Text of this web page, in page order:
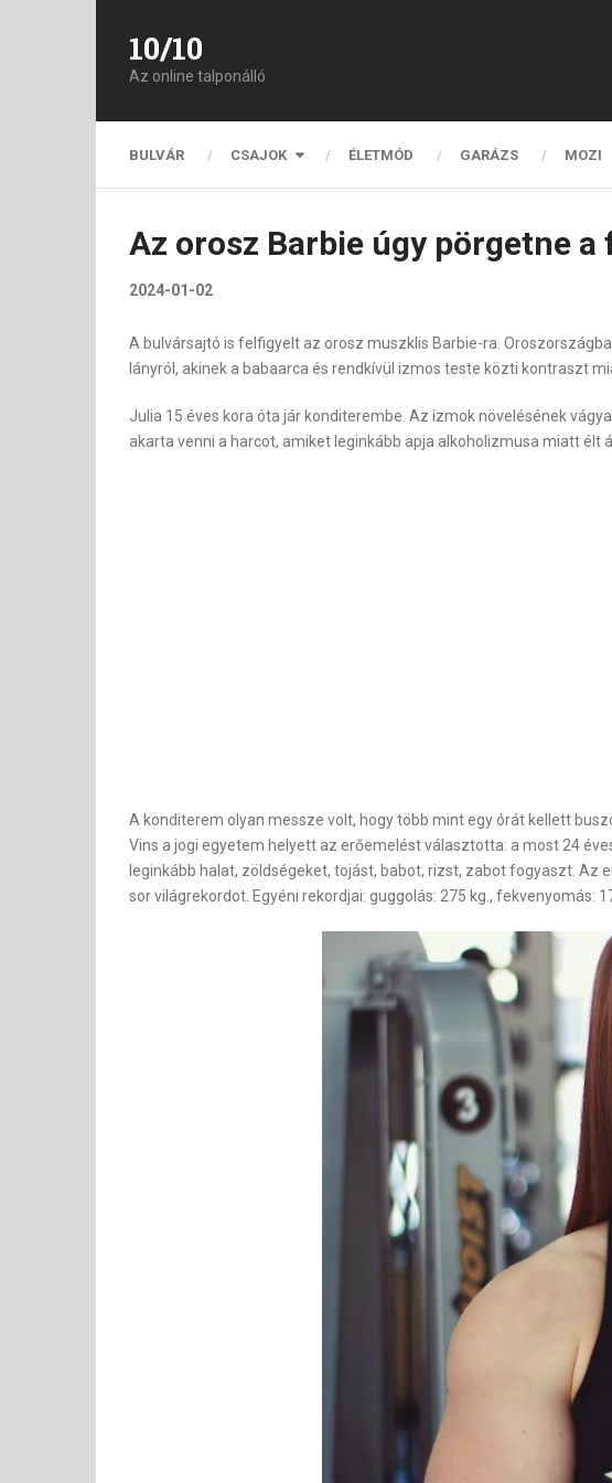
10/10
Az online talponálló
BULVÁR CSAJOK ÉLETMÓD GARÁZS MOZI
Az orosz Barbie úgy pörgetne
2024-01-02
A bulvársajtó is felfigyelt az orosz muszklis Barbie-ra.
lányról, akinek a babaarca és rendkívül izmos teste közti kontraszt
Julia 15 éves kora óta jár konditerembe. Az izmok növelésének
akarta venni a harcot, amiket leginkább apja alkoholizmusa miatt élt
A konditerem olyan messze volt, hogy több mint egy órát kellett
Vins a jogi egyetem helyett az erőemelést választotta: a most 24
leginkább halat, zöldségeket, tojást, babot, rizst, zabot fogyaszt.
sor világrekordot. Egyéni rekordjai: guggolás: 275 kg., fekvenyomás: